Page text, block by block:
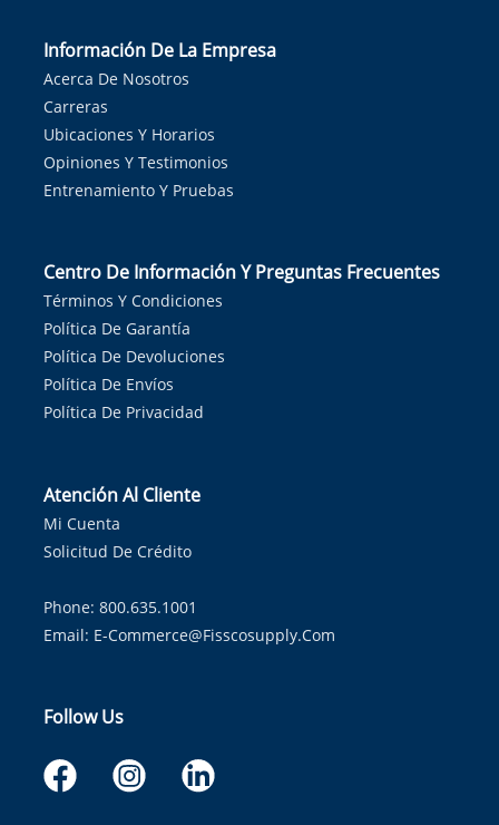
Información De La Empresa
Acerca De Nosotros
Carreras
Ubicaciones Y Horarios
Opiniones Y Testimonios
Entrenamiento Y Pruebas
Centro De Información Y Preguntas Frecuentes
Términos Y Condiciones
Política De Garantía
Política De Devoluciones
Política De Envíos
Política De Privacidad
Atención Al Cliente
Mi Cuenta
Solicitud De Crédito
Phone: 800.635.1001
Email: E-Commerce@fisscosupply.com
Follow Us